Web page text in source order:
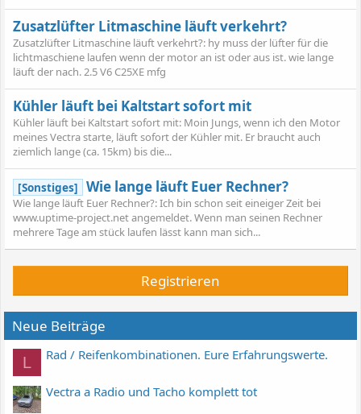
Zusatzlüfter Litmaschine läuft verkehrt?
Zusatzlüfter Litmaschine läuft verkehrt?: hy muss der lüfter für die
lichtmaschiene laufen wenn der motor an ist oder aus ist. wie lange
läuft der nach. 2.5 V6 C25XE mfg
Kühler läuft bei Kaltstart sofort mit
Kühler läuft bei Kaltstart sofort mit: Moin Jungs, wenn ich den Motor
meines Vectra starte, läuft sofort der Kühler mit. Er braucht auch
ziemlich lange (ca. 15km) bis die...
[Sonstiges] Wie lange läuft Euer Rechner?
Wie lange läuft Euer Rechner?: Ich bin schon seit eineiger Zeit bei
www.uptime-project.net angemeldet. Wenn man seinen Rechner
mehrere Tage am stück laufen lässt kann man sich...
Registrieren
Neue Beiträge
L Rad / Reifenkombinationen. Eure Erfahrungswerte.
Vectra a Radio und Tacho komplett tot